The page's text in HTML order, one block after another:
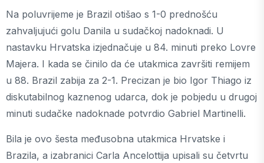
Na poluvrijeme je Brazil otišao s 1-0 prednošću
zahvaljujući golu Danila u sudačkoj nadoknadi. U
nastavku Hrvatska izjednačuje u 84. minuti preko Lovre
Majera. I kada se činilo da će utakmica završiti remijem
u 88. Brazil zabija za 2-1. Precizan je bio Igor Thiago iz
diskutabilnog kaznenog udarca, dok je pobjedu u drugoj
minuti sudačke nadoknade potvrdio Gabriel Martinelli.
Bila je ovo šesta međusobna utakmica Hrvatske i
Brazila, a izabranici Carla Ancelottija upisali su četvrtu